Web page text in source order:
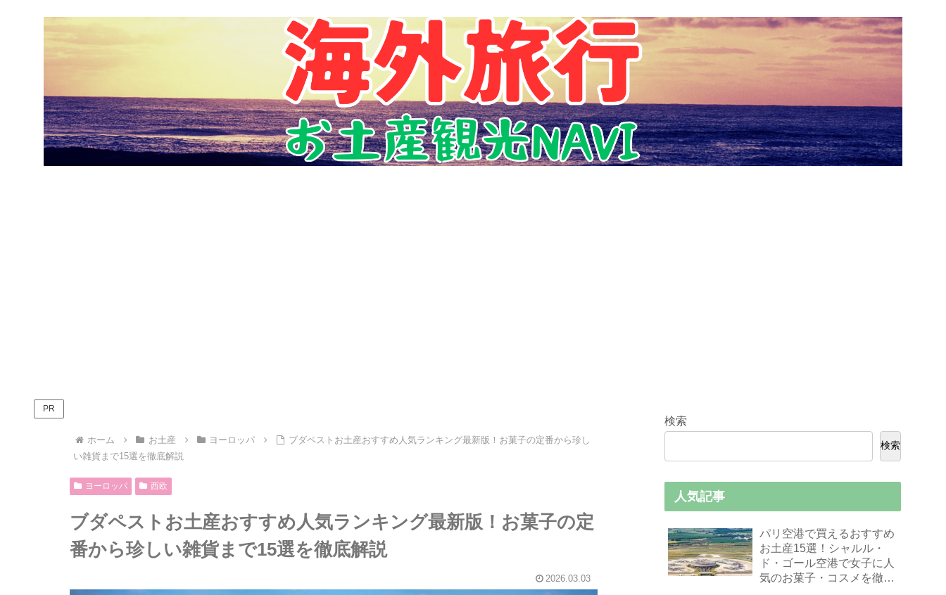
PR
ホーム お土産 ヨーロッパ
ブダペストお土産おすすめ人気ランキング最新版！お菓子の定番から珍し
い雑貨まで15選を徹底解説
ヨーロッパ 西欧
ブダペストお土産おすすめ人気ランキング最新版！お菓子の定
番から珍しい雑貨まで15選を徹底解説
2026.03.03
検索
検索
人気記事
パリ空港で買えるおすすめ
お土産15選！シャルル・
ド・ゴール空港で女子に人
気のお菓子・コスメを徹底